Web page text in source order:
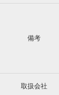
備考
取扱会社